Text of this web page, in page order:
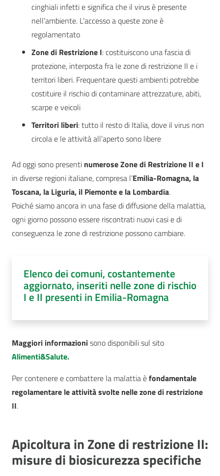
cinghiali infetti e significa che il virus è presente
nell’ambiente. L’accesso a queste zone è
regolamentato
Zone di Restrizione I: costituiscono una fascia di
protezione, interposta fra le zone di restrizione II e i
territori liberi. Frequentare questi ambienti potrebbe
costituire il rischio di contaminare attrezzature, abiti,
scarpe e veicoli
Territori liberi: tutto il resto di Italia, dove il virus non
circola e le attività all’aperto sono libere
Ad oggi sono presenti numerose Zone di Restrizione II e I
in diverse regioni italiane, compresa l’Emilia-Romagna, la
Toscana, la Liguria, il Piemonte e la Lombardia.
Poiché siamo ancora in una fase di diffusione della malattia,
ogni giorno possono essere riscontrati nuovi casi e di
conseguenza le zone di restrizione possono cambiare.
Elenco dei comuni, costantemente
aggiornato, inseriti nelle zone di rischio
I e II presenti in Emilia-Romagna
Maggiori informazionisono disponibili sul sito
Alimenti&Salute.
Per contenere e combattere la malattia èfondamentale
regolamentare le attività svolte nelle zone di restrizione
II.
Apicoltura in Zone di restrizione II:
misure di biosicurezza specifiche